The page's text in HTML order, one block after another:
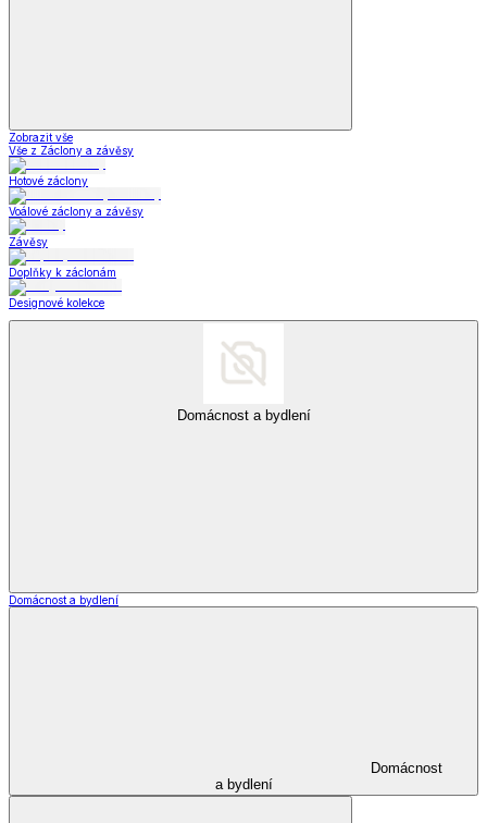
Zobrazit vše
Vše z Záclony a závěsy
Hotové záclony
Voálové záclony a závěsy
Závěsy
Doplňky k záclonám
Designové kolekce
Domácnost a bydlení
Domácnost a bydlení
Domácnost
a bydlení